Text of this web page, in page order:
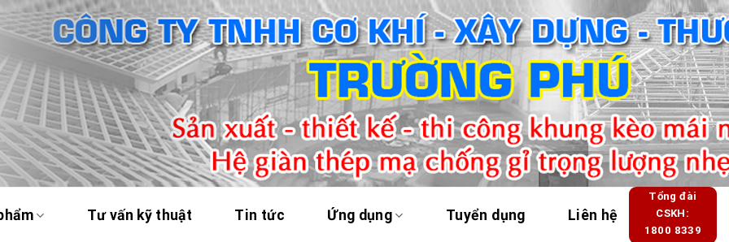
Tư vấn kỹ thuật Tin tức Ứng dụng Tuyển dụng Liên hệ
Tổng đài
CSKH:
1800 8339